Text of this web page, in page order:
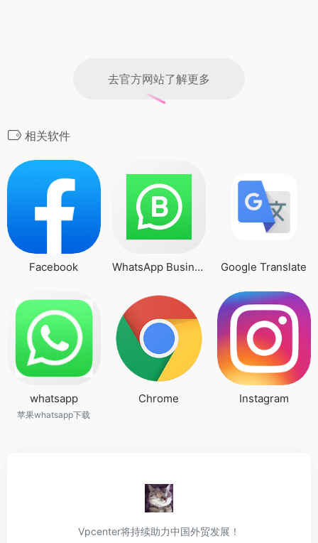
去官方网站了解更多
相关软件
Facebook WhatsApp Business Google Translate
whatsapp
苹果whatsapp下载
Chrome Instagram
Vpcenter将持续助力中国外贸发展！